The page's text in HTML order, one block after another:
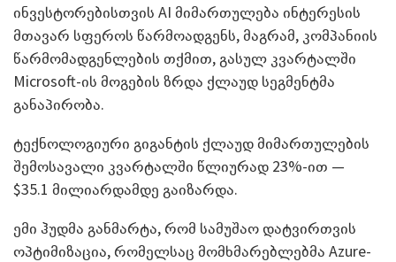
ინვესტორებისთვის AI მიმართულება ინტერესის
მთავარ სფეროს წარმოადგენს, მაგრამ, კომპანიის
წარმომადგენლების თქმით, გასულ კვარტალში
Microsoft-ის მოგების ზრდა ქლაუდ სეგმენტმა
განაპირობა.
ტექნოლოგიური გიგანტის ქლაუდ მიმართულების
შემოსავალი კვარტალში წლიურად 23%-ით —
$35.1 მილიარდამდე გაიზარდა.
ემი ჰუდმა განმარტა, რომ სამუშაო დატვირთვის
ოპტიმიზაცია, რომელსაც მომხმარებლებმა Azure-